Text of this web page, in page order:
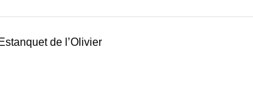
de l’Olivier